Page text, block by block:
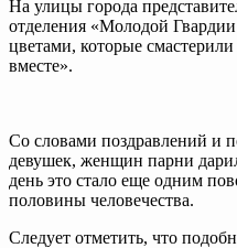
На улицы города
отделения «Молодой
цветами, которые
вместе».
Со словами поздравлений и
девушек, женщин парни
день это стало еще одним
половины человечества.
Следует отметить, что